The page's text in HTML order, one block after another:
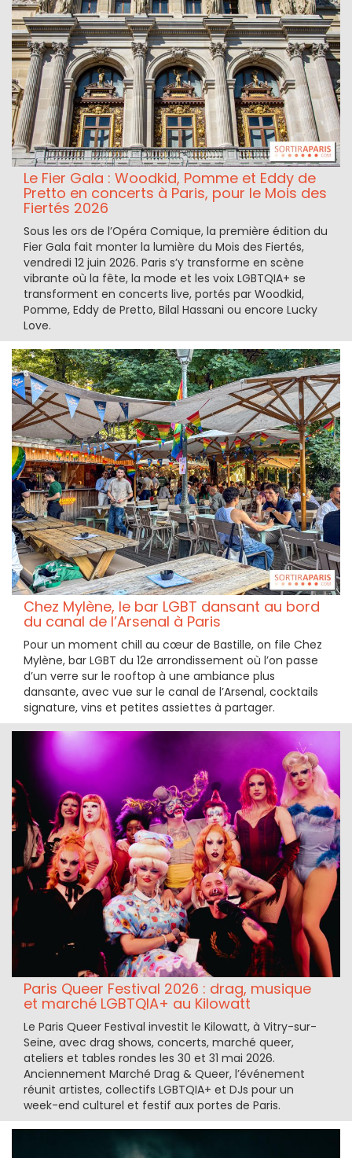
Le Fier Gala : Woodkid, Pomme et Eddy de
Pretto en concerts à Paris, pour le Mois des
Fiertés 2026
Sous les ors de l’Opéra Comique, la première édition du
Fier Gala fait monter la lumière du Mois des Fiertés,
vendredi 12 juin 2026. Paris s’y transforme en scène
vibrante où la fête, la mode et les voix LGBTQIA+ se
transforment en concerts live, portés par Woodkid,
Pomme, Eddy de Pretto, Bilal Hassani ou encore Lucky
Love.
Chez Mylène, le bar LGBT dansant au bord
du canal de l’Arsenal à Paris
Pour un moment chill au cœur de Bastille, on file Chez
Mylène, bar LGBT du 12e arrondissement où l’on passe
d’un verre sur le rooftop à une ambiance plus
dansante, avec vue sur le canal de l’Arsenal, cocktails
signature, vins et petites assiettes à partager.
Paris Queer Festival 2026 : drag, musique
et marché LGBTQIA+ au Kilowatt
Le Paris Queer Festival investit le Kilowatt, à Vitry-sur-
Seine, avec drag shows, concerts, marché queer,
ateliers et tables rondes les 30 et 31 mai 2026.
Anciennement Marché Drag & Queer, l’événement
réunit artistes, collectifs LGBTQIA+ et DJs pour un
week-end culturel et festif aux portes de Paris.